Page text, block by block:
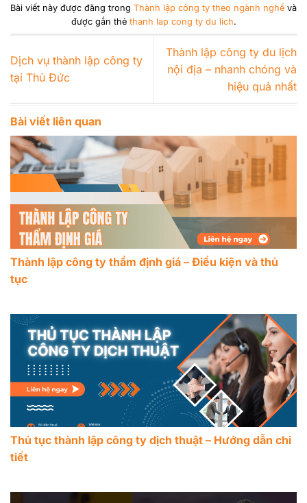
Bài viết này được đăng trong Thành lập công ty theo ngành nghề và
được gắn thẻ thanh lap cong ty du lich.
Dịch vụ thành lập công ty
tại Thủ Đức
Thành lập công ty du lịch
nội địa – nhanh chóng và
hiệu quả nhất
Bài viết liên quan
Thành lập công ty thẩm định giá – Điều kiện và thủ
tục
Thủ tục thành lập công ty dịch thuật – Hướng dẫn chi
tiết